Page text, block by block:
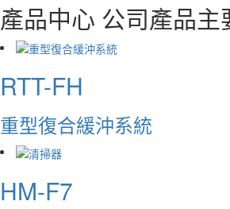
產品中心 公司產品主
RTT-FH
重型復合緩沖系統
HM-F7